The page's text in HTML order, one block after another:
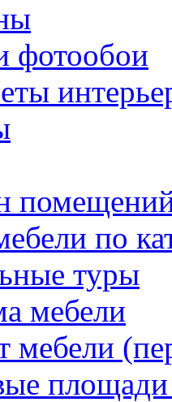
фотообои
по
туры
мебели
мебели